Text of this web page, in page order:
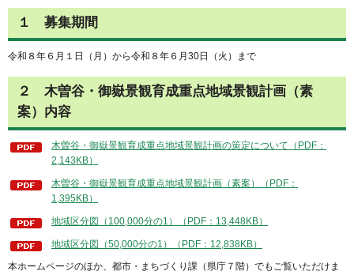
１ 募集期間
令和８年６月１日（月）から令和８年６月30日（火）まで
２ 木曽谷・御嶽景観育成重点地域景観計画（素
案）内容
木曽谷・御嶽景観育成重点地域景観計画の策定について（PDF：
2,143KB）
木曽谷・御嶽景観育成重点地域景観計画（素案）（PDF：
1,395KB）
地域区分図（100,000分の1）（PDF：13,448KB）
地域区分図（50,000分の1）（PDF：12,838KB）
本ホームページのほか、都市・まちづくり課（県庁７階）でもご覧いただけま